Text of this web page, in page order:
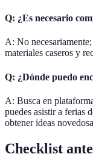
Q: ¿Es necesario
A: No
materiales caseros y
Q: ¿Dónde puedo
A: Busca en
puedes asistir a ferias
obtener ideas
Checklist